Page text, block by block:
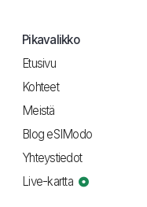
Pikavalikko
Etusivu
Kohteet
Meistä
Blog eSIModo
Yhteystiedot
Live-kartta